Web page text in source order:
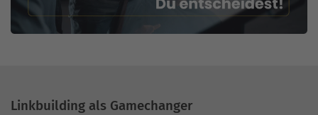
Linkbuilding als Gamechanger